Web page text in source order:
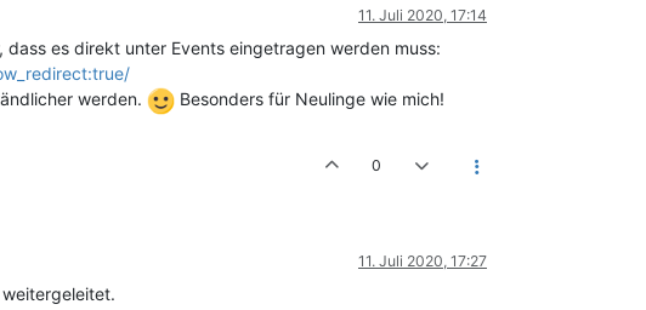
11. Juli 2020, 17:14
es direkt unter Events eingetragen werden muss:
werden.
Besonders für Neulinge wie mich!
0
11. Juli 2020, 17:27